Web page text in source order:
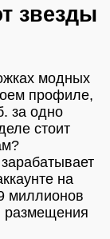
звезды
модных
профиле,
за одно
стоит
на
миллионов
размещения